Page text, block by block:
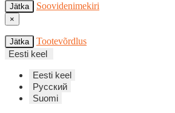
Jätka Soovidenimekiri
×
Jätka
Tootevõrdlus
Eesti keel
Eesti keel
Русский
Suomi